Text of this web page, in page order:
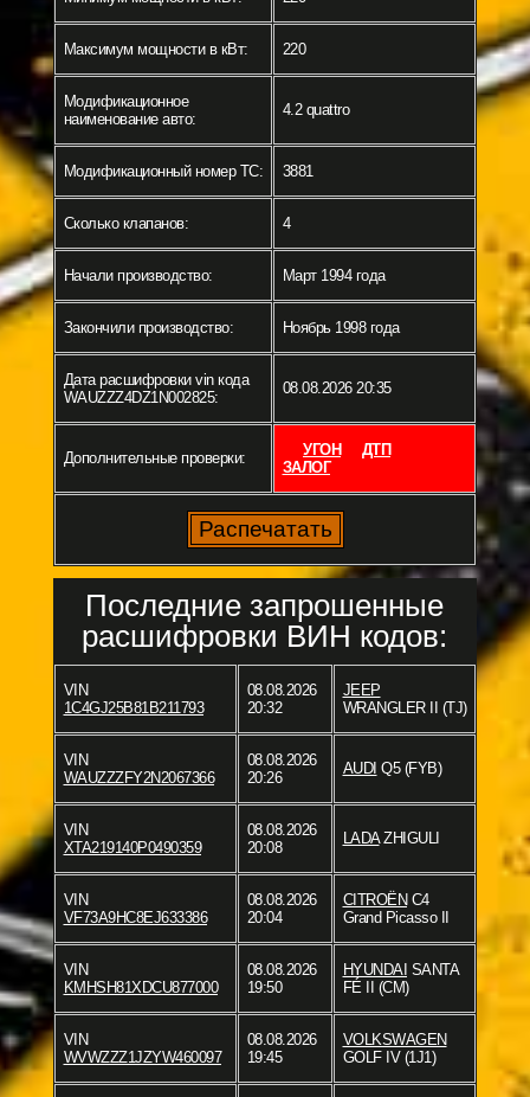
Максимум мощности в кВт: 220
Модификационное
наименование авто:
4.2 quattro
Модификационный номер ТС: 3881
Сколько клапанов: 4
Начали производство: Март 1994 года
Закончили производство: Ноябрь 1998 года
Дата расшифровки vin кода
WAUZZZ4DZ1N002825:
08.08.2026 20:35
Дополнительные проверки: УГОН
ДТП
ЗАЛОГ
Последние запрошенные
расшифровки ВИН кодов:
VIN
1C4GJ25B81B211793
08.08.2026
20:32
JEEP
WRANGLER II (TJ)
VIN
WAUZZZFY2N2067366
08.08.2026
20:26
AUDI Q5 (FYB)
VIN
XTA219140P0490359
08.08.2026
20:08
LADAZHIGULI
VIN
VF73A9HC8EJ633386
08.08.2026
20:04
CITROËNC4
Grand Picasso II
VIN
KMHSH81XDCU877000
08.08.2026
19:50
HYUNDAI SANTA
FÉ II (CM)
VIN
WVWZZZ1JZYW460097
08.08.2026
19:45
VOLKSWAGEN
GOLF IV (1J1)